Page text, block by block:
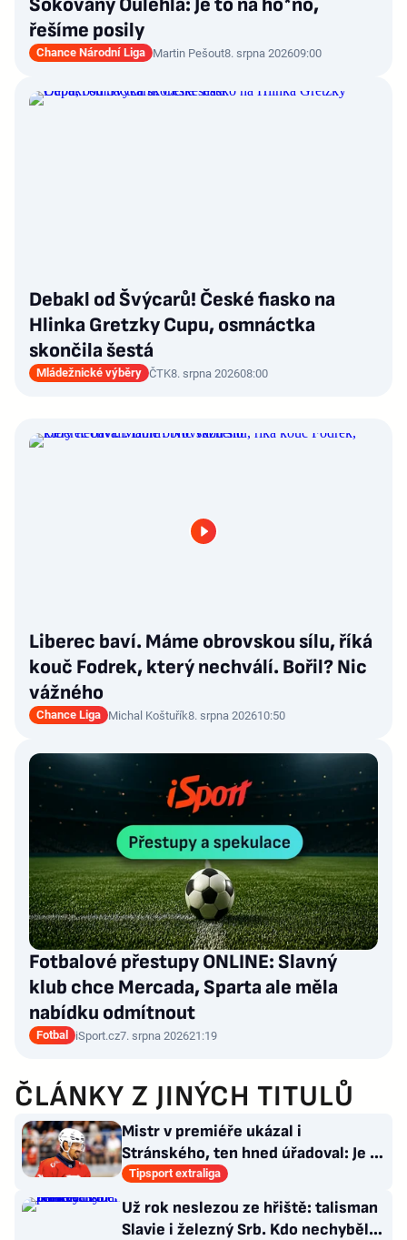
Šokovaný Oulehla: Je to na ho*no,
řešíme posily
Chance Národní Liga Martin Pešout8. srpna 202609:00
Debakl od Švýcarů! České fiasko na
Hlinka Gretzky Cupu, osmnáctka
skončila šestá
Mládežnické výběry ČTK8. srpna 202608:00
Liberec baví. Máme obrovskou sílu, říká
kouč Fodrek, který nechválí. Bořil? Nic
vážného
Chance Liga Michal Koštuřík8. srpna 202610:50
Fotbalové přestupy ONLINE: Slavný
klub chce Mercada, Sparta ale měla
nabídku odmítnout
Fotbal iSport.cz7. srpna 202621:19
ČLÁNKY Z JINÝCH TITULŮ
Mistr v premiéře ukázal i
Stránského, ten hned úřadoval: Je to
pro mě úplně nové…
Tipsport extraliga
Už rok neslezou ze hřiště: talisman
Slavie i železný Srb. Kdo nechyběl